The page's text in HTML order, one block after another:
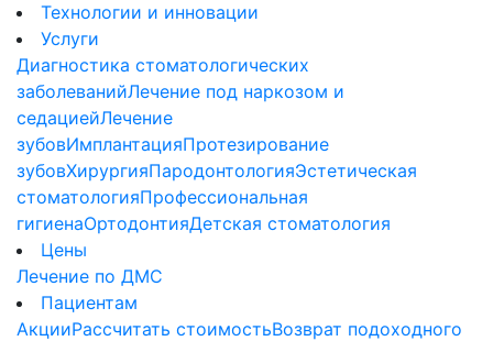
Технологии и инновации
Услуги
Диагностика стоматологических
заболеванийЛечение под наркозом и
седациейЛечение
зубовИмплантацияПротезирование
зубовХирургияПародонтологияЭстетическая
стоматологияПрофессиональная
гигиенаОртодонтияДетская стоматология
Цены
Лечение по ДМС
Пациентам
АкцииРассчитать стоимостьВозврат подоходного